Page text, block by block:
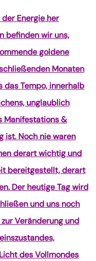
Energie her
befinden wir uns,
goldene
Monaten
das Tempo, innerhalb
unglaublich
Manifestations &
ist. Noch nie waren
derart wichtig und
bereitgestellt, derart
Der heutige Tag wird
und uns noch
Veränderung und
des Vollmondes